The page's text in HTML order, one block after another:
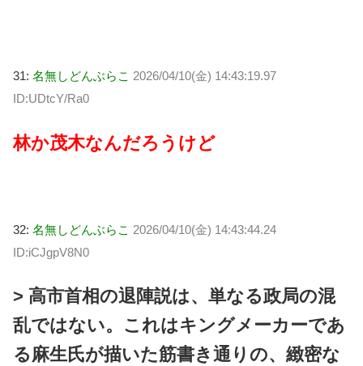
31: 名無しどんぶらこ 2026/04/10(金) 14:43:19.97
ID:UDtcY/Ra0
林か茂木なんだろうけど
32: 名無しどんぶらこ 2026/04/10(金) 14:43:44.24
ID:iCJgpV8N0
> 高市首相の退陣説は、単なる政局の混
乱ではない。これはキングメーカーであ
る麻生氏が描いた筋書き通りの、緻密な